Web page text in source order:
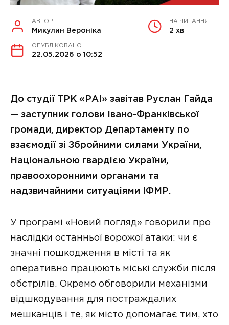
АВТОР
Микулин Вероніка
НА ЧИТАННЯ
2 хв
ОПУБЛІКОВАНО
22.05.2026 о 10:52
До студії ТРК «РАІ» завітав Руслан Гайда
— заступник голови Івано-Франківської
громади, директор Департаменту по
взаємодії зі Збройними силами України,
Національною гвардією України,
правоохоронними органами та
надзвичайними ситуаціями ІФМР.
У програмі «Новий погляд» говорили про
наслідки останньої ворожої атаки: чи є
значні пошкодження в місті та як
оперативно працюють міські служби після
обстрілів. Окремо обговорили механізми
відшкодування для постраждалих
мешканців і те, як місто допомагає тим, хто